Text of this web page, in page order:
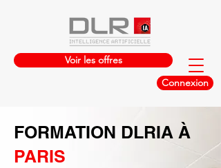
Voir les offres
Connexion
FORMATION DLRIA À
PARIS